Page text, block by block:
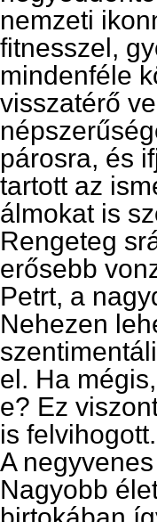
nemzeti
fitnesszel,
mindenféle
visszatérő
párosra, és
tartott az
álmokat is
Rengeteg
erősebb
Petrt, a
Nehezen
el. Ha
e? Ez
is felvihogott.
A
Nagyobb